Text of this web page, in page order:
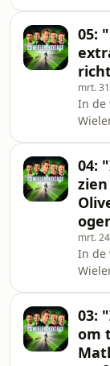
op
Greg
en
05:
mrt.
In de
extra
hem
zeker
04:
mrt.
In de
03:
om